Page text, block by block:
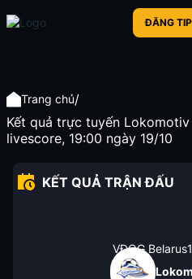
ĐĂNG TIP
Trang chủ/
Kết quả trực tuyến
livescore, 19:00 ngày 19/10
KẾT QUẢ TRẬN ĐẤU
VĐQG Belarus